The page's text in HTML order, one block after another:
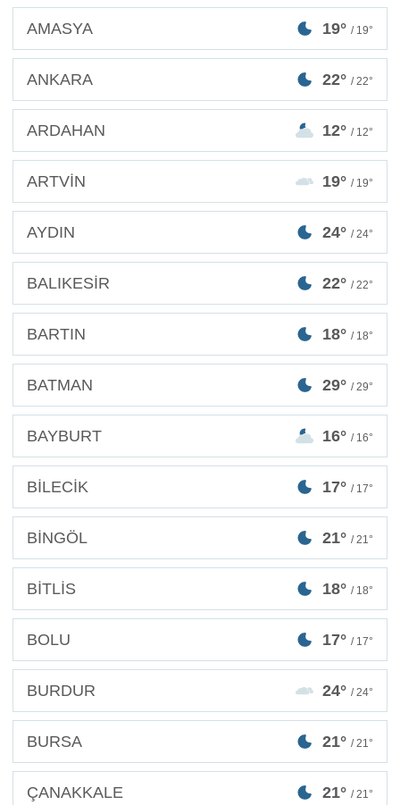
AMASYA 19° / 19°
ANKARA 22° / 22°
ARDAHAN 12° / 12°
ARTVİN 19° / 19°
AYDIN 24° / 24°
BALIKESİR 22° / 22°
BARTIN 18° / 18°
BATMAN 29° / 29°
BAYBURT 16° / 16°
BİLECİK 17° / 17°
BİNGÖL 21° / 21°
BİTLİS 18° / 18°
BOLU 17° / 17°
BURDUR 24° / 24°
BURSA 21° / 21°
ÇANAKKALE 21° / 21°